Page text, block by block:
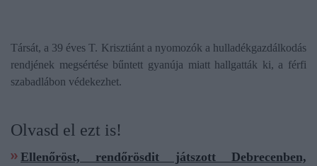
Társát, a 39 éves T. Krisztiánt a nyomozók a hulladékgazdálkodás
rendjének megsértése bűntett gyanúja miatt hallgatták ki, a férfi
szabadlábon védekezhet.
Olvasd el ezt is!
Ellenőröst, rendőrösdit játszott Debrecenben,